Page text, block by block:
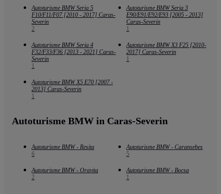
Autoturisme BMW Seria 5
F10/F11/F07 [2010 - 2017] Caras-
Severin
2
Autoturisme BMW Seria 3
E90/E91/E92/E93 [2005 - 2013]
Caras-Severin
1
Autoturisme BMW Seria 4
F32/F33/F36 [2013 - 2021] Caras-
Severin
1
Autoturisme BMW X3 F25 [2010-
2017] Caras-Severin
1
Autoturisme BMW X5 E70 [2007 -
2013] Caras-Severin
1
Autoturisme BMW in Caras-Severin
Autoturisme BMW - Resita
6
Autoturisme BMW - Caransebes
5
Autoturisme BMW - Oravita
2
Autoturisme BMW - Bocsa
1